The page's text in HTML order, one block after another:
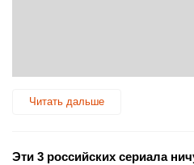
Читать дальше
Эти 3 российских сериала